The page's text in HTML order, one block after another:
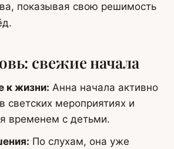
показывая свою решимость
свежие начала
к жизни: Анна начала активно
светских мероприятиях и
временем с детьми.
По слухам, она уже